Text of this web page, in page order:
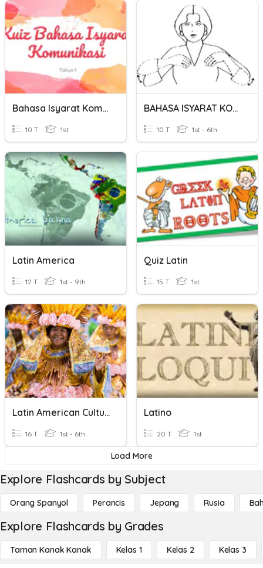
Bahasa Isyarat Komunikasi
10 T 1st
BAHASA ISYARAT KOMUNIKASI (HAIWAN)
10 T 1st - 6th
Latin America
12 T 1st - 9th
Quiz Latin
15 T 1st
Latin American Culture
16 T 1st - 6th
Latino
20 T 1st
Load More
Explore Flashcards by Subject
Orang Spanyol Perancis Jepang Rusia
Explore Flashcards by Grades
Taman Kanak Kanak Kelas 1 Kelas 2 Kelas 3